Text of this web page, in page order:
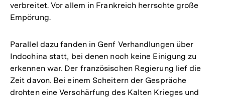
verbreitet. Vor allem in Frankreich herrschte große
Empörung.
Parallel dazu fanden in Genf Verhandlungen über
Indochina statt, bei denen noch keine Einigung zu
erkennen war. Der französischen Regierung lief die
Zeit davon. Bei einem Scheitern der Gespräche
drohten eine Verschärfung des Kalten Krieges und